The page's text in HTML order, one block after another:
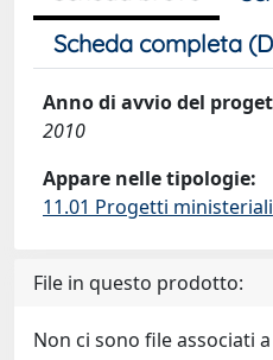
Scheda completa
Anno di avvio del
2010
Appare nelle tipologie:
11.01 Progetti ministeriali
File in questo prodotto:
Non ci sono file associati